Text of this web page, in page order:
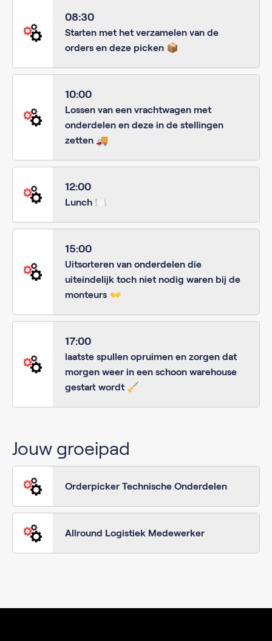
08:30
Starten met het verzamelen van de
orders en deze picken 📦
10:00
Lossen van een vrachtwagen met
onderdelen en deze in de stellingen
zetten 🚚
12:00
Lunch 🍽️
15:00
Uitsorteren van onderdelen die
uiteindelijk toch niet nodig waren bij de
monteurs 👐
17:00
laatste spullen opruimen en zorgen dat
morgen weer in een schoon warehouse
gestart wordt 🧹
Jouw groeipad
Orderpicker Technische Onderdelen
Allround Logistiek Medewerker